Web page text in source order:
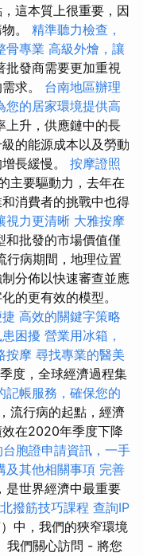
這本質上很重要，因
。 精準聽力檢查，
骨專業 高級外燴，讓
批發商需要更加重視
求。 台南地區辦理
您的居家環境提供高
上升，供應鏈中的長
的能源成本以及勞動
長緩慢。 按摩證照
主要驅動力，去年在
消費者的挑戰中也得
視力更清晰 大雅按摩
和批發的市場價值僅
行病期間，地理位置
分佈以快速審查並應
的更有效的模型。
高效的關鍵字策略
困擾 營業用冰箱，
按摩 尋找專業的醫美
度，全球經濟過程集
記帳服務，確保您的
流行病的起點，經濟
在2020年季度下降
胞證申請資訊，一手
及其他相關事項 完善
是世界經濟中最重要
撥筋技巧課程 查詢IP
中，我們的狹窄環境
我們關心訪問 - 將您